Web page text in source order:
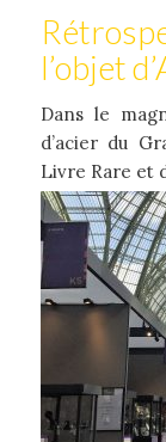
l’objet
Dans le
d’acier du
Livre Rare et